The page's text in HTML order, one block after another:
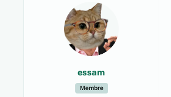
essam
Membre